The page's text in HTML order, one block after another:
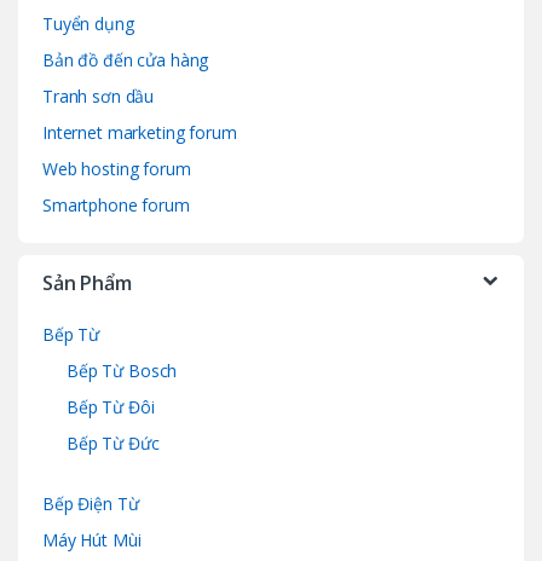
Tuyển dụng
Bản đồ đến cửa hàng
Tranh sơn dầu
Internet marketing forum
Web hosting forum
Smartphone forum
Sản Phẩm
Bếp Từ
Bếp Từ Bosch
Bếp Từ Đôi
Bếp Từ Đức
Bếp Điện Từ
Máy Hút Mùi